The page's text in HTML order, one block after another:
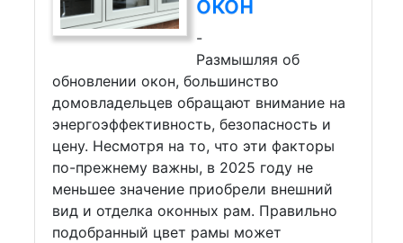
-
Размышляя об
обновлении окон, большинство
домовладельцев обращают внимание на
энергоэффективность, безопасность и
цену. Несмотря на то, что эти факторы
по-прежнему важны, в 2025 году не
меньшее значение приобрели внешний
вид и отделка оконных рам. Правильно
подобранный цвет рамы может